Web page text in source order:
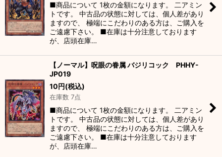
■商品について 1枚の金額になります。 二アミン
トです。 中古品の状態に対しては、個人差があり
ますので、 極端にこだわりのある方は、ご購入を
ご遠慮下さい。 ■在庫は十分注意しております
が、店頭在庫…
【ノーマル】呪眼の眷属 バジリコック PHHY-
JP019
10円(税込)
在庫数 7点
■商品について 1枚の金額になります。 二アミン
トです。 中古品の状態に対しては、個人差があり
ますので、 極端にこだわりのある方は、ご購入を
ご遠慮下さい。 ■在庫は十分注意しております
が、店頭在庫…